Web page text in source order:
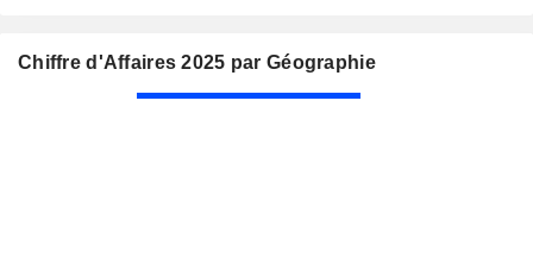
Chiffre d'Affaires 2025 par Géographie